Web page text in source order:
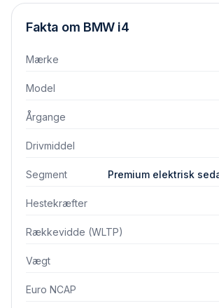
Fakta om BMW i4
Mærke
Model
Årgange
Drivmiddel
Segment Premium elektrisk
Hestekræfter
Rækkevidde (WLTP)
Vægt
Euro NCAP